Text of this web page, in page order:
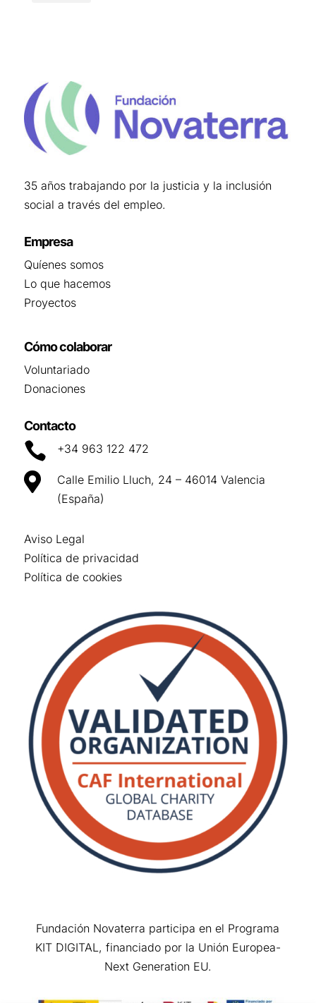
35 años trabajando por la justicia y la inclusión
social a través del empleo.
Empresa
Quíenes somos
Lo que hacemos
Proyectos
Cómo colaborar
Voluntariado
Donaciones
Contacto
 +34 963 122 472

Calle Emilio Lluch, 24 – 46014 Valencia
(España)
Aviso Legal
Política de privacidad
Política de cookies
Fundación Novaterra participa en el Programa
KIT DIGITAL, financiado por la Unión Europea-
Next Generation EU.